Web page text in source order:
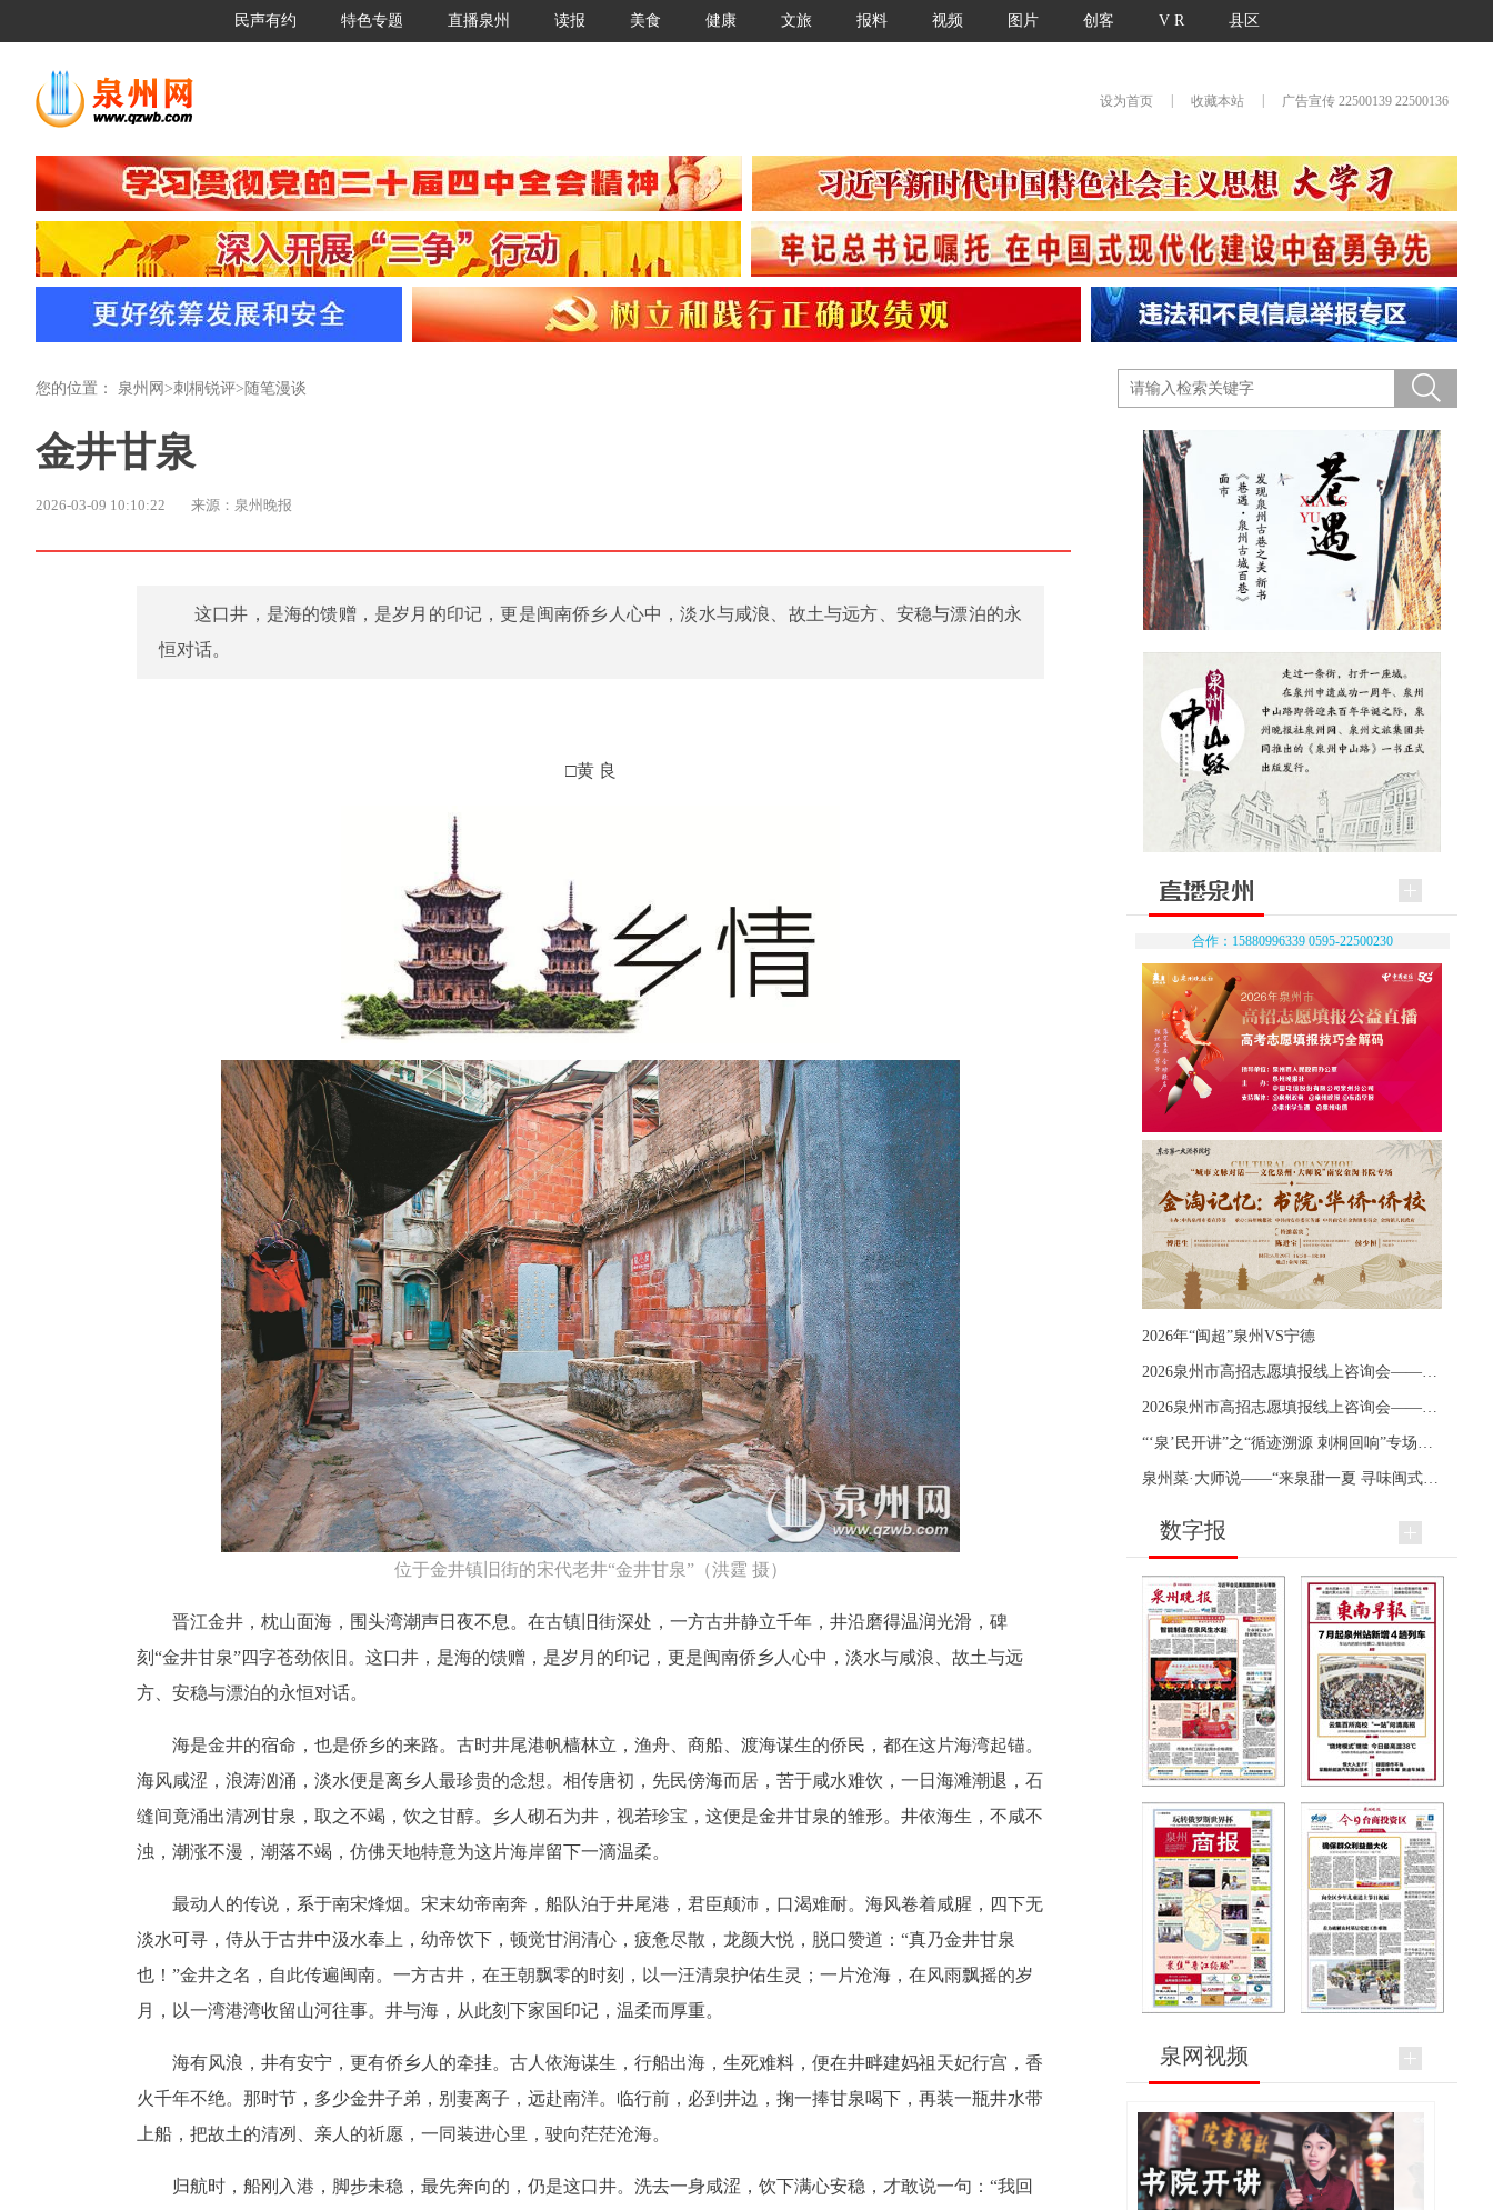
民声有约 特色专题 直播泉州 读报 美食 健康 文旅 报料 视频 图片 创客 V R 县区
设为首页 收藏本站 广告宣传 22500139 22500136
您的位置： 泉州网 >刺桐锐评> 随笔漫谈
金井甘泉
2026-03-09 10:10:22 来源：泉州晚报
这口井，是海的馈赠，是岁月的印记，更是闽南侨乡人心中，淡水与咸浪、故土与远方、安稳与漂泊的永
恒对话。
□黄 良
位于金井镇旧街的宋代老井“金井甘泉”（洪霆 摄）
晋江金井，枕山面海，围头湾潮声日夜不息。在古镇旧街深处，一方古井静立千年，井沿磨得温润光滑，碑
刻“金井甘泉”四字苍劲依旧。这口井，是海的馈赠，是岁月的印记，更是闽南侨乡人心中，淡水与咸浪、故土与远
方、安稳与漂泊的永恒对话。
海是金井的宿命，也是侨乡的来路。古时井尾港帆樯林立，渔舟、商船、渡海谋生的侨民，都在这片海湾起锚。
海风咸涩，浪涛汹涌，淡水便是离乡人最珍贵的念想。相传唐初，先民傍海而居，苦于咸水难饮，一日海滩潮退，石
缝间竟涌出清冽甘泉，取之不竭，饮之甘醇。乡人砌石为井，视若珍宝，这便是金井甘泉的雏形。井依海生，不咸不
浊，潮涨不漫，潮落不竭，仿佛天地特意为这片海岸留下一滴温柔。
最动人的传说，系于南宋烽烟。宋末幼帝南奔，船队泊于井尾港，君臣颠沛，口渴难耐。海风卷着咸腥，四下无
淡水可寻，侍从于古井中汲水奉上，幼帝饮下，顿觉甘润清心，疲惫尽散，龙颜大悦，脱口赞道：“真乃金井甘泉
也！”金井之名，自此传遍闽南。一方古井，在王朝飘零的时刻，以一汪清泉护佑生灵；一片沧海，在风雨飘摇的岁
月，以一湾港湾收留山河往事。井与海，从此刻下家国印记，温柔而厚重。
海有风浪，井有安宁，更有侨乡人的牵挂。古人依海谋生，行船出海，生死难料，便在井畔建妈祖天妃行宫，香
火千年不绝。那时节，多少金井子弟，别妻离子，远赴南洋。临行前，必到井边，掬一捧甘泉喝下，再装一瓶井水带
上船，把故土的清冽、亲人的祈愿，一同装进心里，驶向茫茫沧海。
归航时，船刚入港，脚步未稳，最先奔向的，仍是这口井。洗去一身咸涩，饮下满心安稳，才敢说一句：“我回
合作：15880996339 0595-22500230
2026年“闽超”泉州VS宁德
数字报
泉网视频